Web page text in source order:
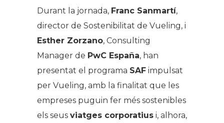
Durant la jornada, Franc Sanmartí,
director de Sostenibilitat de Vueling, i
Esther Zorzano, Consulting
Manager de PwC España, han
presentat el programa SAF impulsat
per Vueling, amb la finalitat que les
empreses puguin fer més sostenibles
els seus viatges corporatius i, alhora,